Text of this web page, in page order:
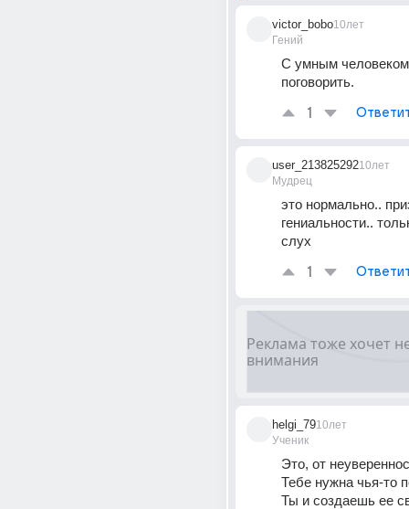
victor_bobo
Гений
10лет
С умным человеком
поговорить.
1
user_213825292
Мудрец
10лет
это нормально..
гениальности..
слух
1
helgi_79
Ученик
10лет
Это, от
Тебе нужна чья-то
Ты и создаешь ее